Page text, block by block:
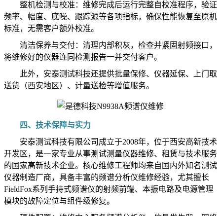
整机检测与校准：维修完成后运行完整自校准程序，验证
频率、幅度、底噪、跟踪源等各项指标，确保性能恢复至原机
标准，无需客户额外校准。
清洁保养与交付：清理内部积灰，检查并紧固射频接口，
将维修好的仪器连同检测报告一并交付客户。
此外，安泰测试科技还提供批量保修、仪器延保、上门取
送货（西安地区）、计量送检等增值服务。
四、技术保障与实力
安泰测试科技有限公司成立于2008年，位于西安高新技术
开发区，是一家专业从事测试测量仪器维修、租赁与技术服务
的国家高新技术企业。核心维修工程师均来自国内外知名测试
仪器制造厂商，具备丰富的频谱分析仪维修经验，尤其擅长
FieldFox系列手持式频谱仪的射频前端、本振电路及电源管理
模块的故障定位与组件级修复。